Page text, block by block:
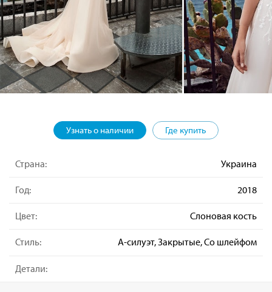
Узнать о наличии Где купить
Страна: Украина
Год: 2018
Цвет: Слоновая кость
Стиль: А-силуэт, Закрытые, Со шлейфом
Детали: